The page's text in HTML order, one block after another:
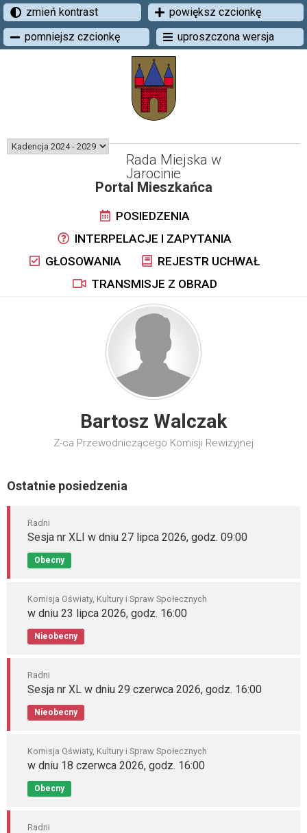
zmień kontrast
powiększ czcionkę
pomniejsz czcionkę
uproszczona wersja
Rada Miejska w
Jarocinie
Portal Mieszkańca
POSIEDZENIA
INTERPELACJE I ZAPYTANIA
GŁOSOWANIA
REJESTR UCHWAŁ
TRANSMISJE Z OBRAD
Bartosz Walczak
Z-ca Przewodniczącego Komisji Rewizyjnej
Ostatnie posiedzenia
Radni
Sesja nr XLI w dniu 27 lipca 2026, godz. 09:00
Obecny
Komisja Oświaty, Kultury i Spraw Społecznych
w dniu 23 lipca 2026, godz. 16:00
Nieobecny
Radni
Sesja nr XL w dniu 29 czerwca 2026, godz. 16:00
Nieobecny
Komisja Oświaty, Kultury i Spraw Społecznych
w dniu 18 czerwca 2026, godz. 16:00
Obecny
Radni